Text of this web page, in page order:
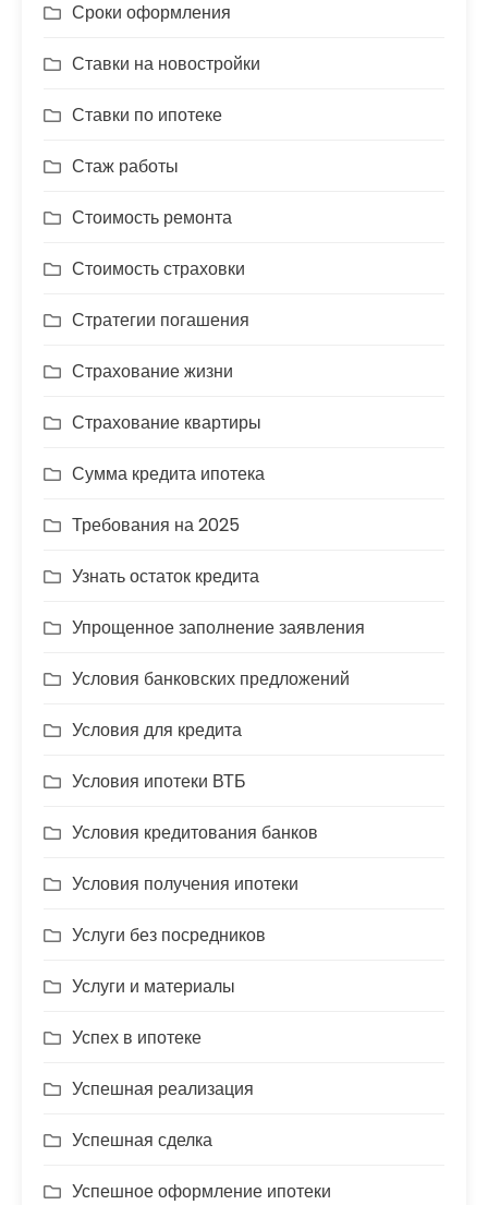
Сроки оформления
Ставки на новостройки
Ставки по ипотеке
Стаж работы
Стоимость ремонта
Стоимость страховки
Стратегии погашения
Страхование жизни
Страхование квартиры
Сумма кредита ипотека
Требования на 2025
Узнать остаток кредита
Упрощенное заполнение заявления
Условия банковских предложений
Условия для кредита
Условия ипотеки ВТБ
Условия кредитования банков
Условия получения ипотеки
Услуги без посредников
Услуги и материалы
Успех в ипотеке
Успешная реализация
Успешная сделка
Успешное оформление ипотеки